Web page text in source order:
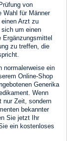
von
Wahl für Männer
Arzt zu
um einen
Ergänzungsmittel
zu treffen, die
normalerweise ein
Online-Shop
Generika
Wenn
nur Zeit, sondern
bekannter
Sie jetzt Ihr
ein kostenloses